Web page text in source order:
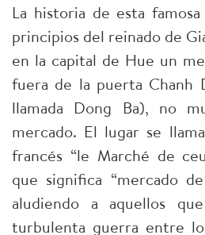
La historia de esta
principios del reinado de
en la capital de Hue un
fuera de la puerta Chanh
llamada Dong Ba), no
mercado. El lugar se
francés “le Marché de
que significa “mercado
aludiendo a aquellos
turbulenta guerra entre